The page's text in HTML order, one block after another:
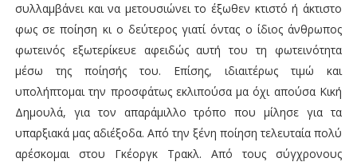
συλλαμβάνει και να μετουσιώνει το έξωθεν κτιστό ή άκτιστο
φως σε ποίηση κι ο δεύτερος γιατί όντας ο ίδιος άνθρωπος
φωτεινός εξωτερίκευε αφειδώς αυτή του τη φωτεινότητα
μέσω της ποίησής του. Επίσης, ιδιαιτέρως τιμώ και
υπολήπτομαι την προσφάτως εκλιπούσα μα όχι απούσα Κική
Δημουλά, για τον απαράμιλλο τρόπο που μίλησε για τα
υπαρξιακά μας αδιέξοδα. Από την ξένη ποίηση τελευταία πολύ
αρέσκομαι στου Γκέοργκ Τρακλ. Από τους σύγχρονους